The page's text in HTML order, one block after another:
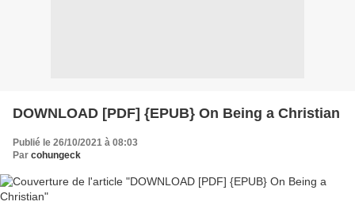
DOWNLOAD [PDF] {EPUB} On Being a Christian
Publié le 26/10/2021 à 08:03
Par cohungeck